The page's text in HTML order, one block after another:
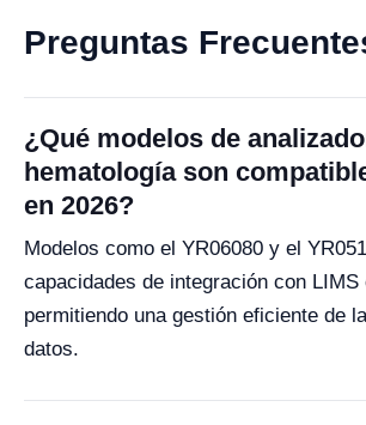
Preguntas
¿Qué modelos de
hematología son
en 2026?
Modelos como el YR06080 y el
capacidades de integración con LIMS
permitiendo una gestión eficiente de
datos.